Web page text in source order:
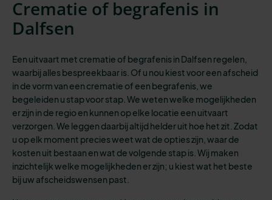
Crematie of begrafenis in
Dalfsen
Een uitvaart met crematie of begrafenis in Dalfsen regelen,
waarbij alles bespreekbaar is. Of u nou kiest voor een afscheid
in de vorm van een crematie of een begrafenis, we
begeleiden u stap voor stap. We weten welke mogelijkheden
er zijn in de regio en kunnen op elke locatie een uitvaart
verzorgen. We leggen daarbij altijd helder uit hoe het zit. Zodat
u op elk moment precies weet wat de opties zijn, waar de
kosten uit bestaan en wat de volgende stap is. Wij maken
inzichtelijk welke mogelijkheden er zijn; u kiest wat het beste
bij uw afscheidswensen past.